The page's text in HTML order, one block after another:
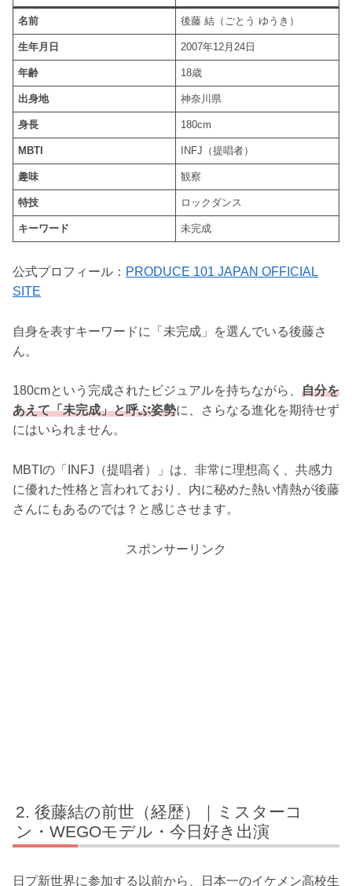
名前 後藤 結（ごとう ゆうき）
生年月日 2007年12月24日
年齢 18歳
出身地 神奈川県
身長 180cm
MBTI INFJ（提唱者）
趣味 観察
特技 ロックダンス
キーワード 未完成
公式プロフィール： PRODUCE 101 JAPAN OFFICIAL
SITE
自身を表すキーワードに「未完成」を選んでいる後藤さ
ん。
180cmという完成されたビジュアルを持ちながら、 自分を
あえて「未完成」と呼ぶ姿勢に、さらなる進化を期待せず
にはいられません。
MBTIの「INFJ（提唱者）」は、非常に理想高く、共感力
に優れた性格と言われており、内に秘めた熱い情熱が後藤
さんにもあるのでは？と感じさせます。
スポンサーリンク
後藤結の前世（経歴）｜ミスターコ
ン・WEGOモデル・今日好き出演
日プ新世界に参加する以前から、日本一のイケメン高校生